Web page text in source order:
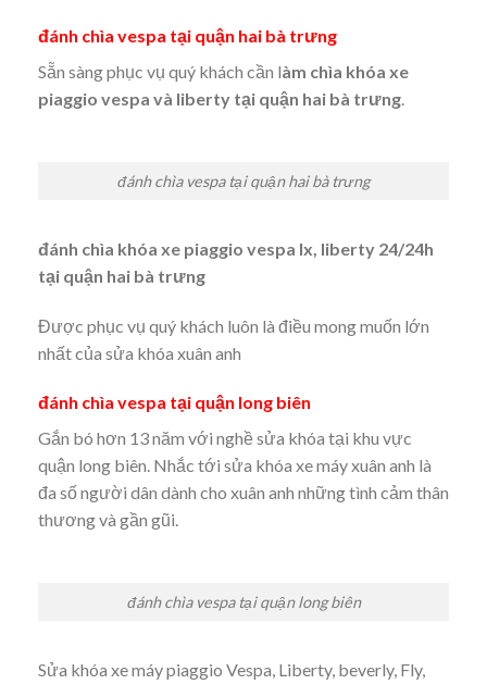
đánh chìa vespa tại quận hai bà trưng
Sẵn sàng phục vụ quý khách cần làm chìa khóa xe
piaggio vespa và liberty tại quận hai bà trưng.
đánh chìa vespa tại quận hai bà trưng
đánh chìa khóa xe piaggio vespa lx, liberty 24/24h
tại quận hai bà trưng
Được phục vụ quý khách luôn là điều mong muốn lớn
nhất của sửa khóa xuân anh
đánh chìa vespa tại quận long biên
Gắn bó hơn 13 năm với nghề sửa khóa tại khu vực
quận long biên. Nhắc tới sửa khóa xe máy xuân anh là
đa số người dân dành cho xuân anh những tình cảm thân
thương và gần gũi.
đánh chìa vespa tại quận long biên
Sửa khóa xe máy piaggio Vespa, Liberty, beverly, Fly,